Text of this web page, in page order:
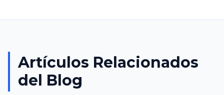
Artículos Relacionados
del Blog